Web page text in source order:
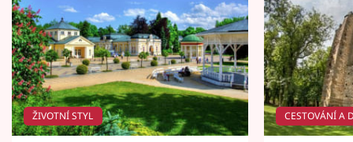
ŽIVOTNÍ STYL CESTOVÁNÍ A